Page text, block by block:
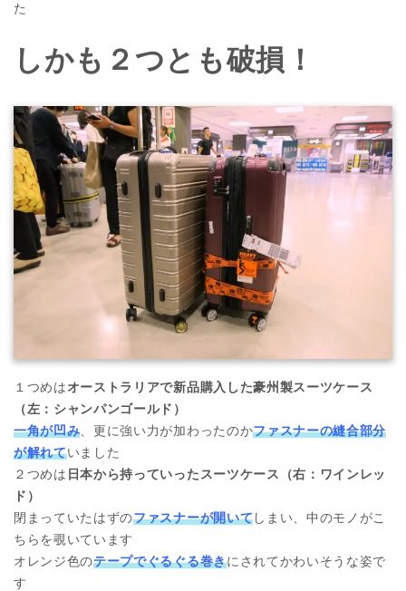
た
しかも２つとも破損！
１つめは オーストラリアで新品購入した豪州製スーツケース
（左：シャンパンゴールド）
一角が凹み 、更に強い力が加わったのかファスナーの縫合部分
が解れていました
２つめは 日本から持っていったスーツケース（右：ワインレッ
ド）
閉まっていたはずのファスナーが開いて しまい、中のモノがこ
ちらを覗いています
オレンジ色のテープでぐるぐる巻きにされてかわいそうな姿で
す